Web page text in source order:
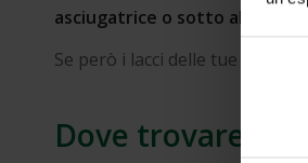
asciugatrice o sotto al sole
Se però i lacci delle tue
Dove trovare i